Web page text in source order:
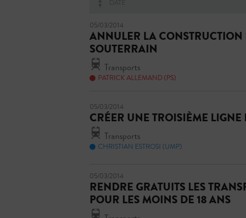
05/03/2014
ANNULER LA CONSTRUCTION
SOUTERRAIN
Transports
PATRICK ALLEMAND (PS)
05/03/2014
CRÉER UNE TROISIÈME LIGNE
Transports
CHRISTIAN ESTROSI (UMP)
05/03/2014
RENDRE GRATUITS LES
POUR LES MOINS DE 18 ANS